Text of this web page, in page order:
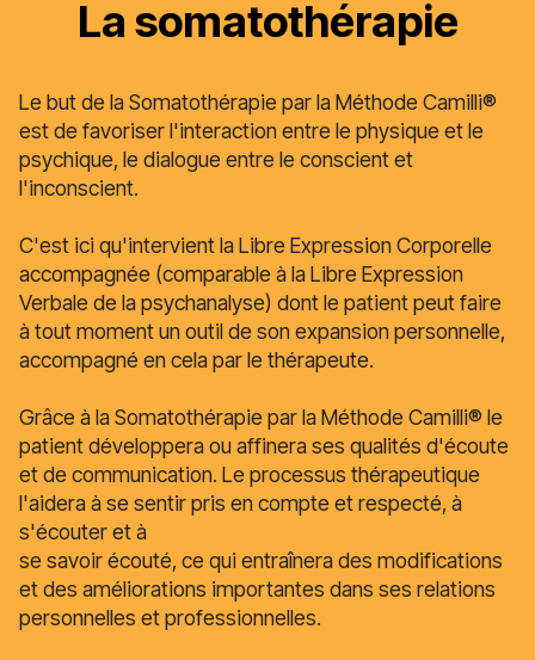
La somatothérapie
Le but de la Somatothérapie par la Méthode Camilli®
est de favoriser l'interaction entre le physique et le
psychique, le dialogue entre le conscient et
l'inconscient.
C'est ici qu'intervient la Libre Expression Corporelle
accompagnée (comparable à la Libre Expression
Verbale de la psychanalyse) dont le patient peut faire
à tout moment un outil de son expansion personnelle,
accompagné en cela par le thérapeute.
Grâce à la Somatothérapie par la Méthode Camilli® le
patient développera ou affinera ses qualités d'écoute
et de communication. Le processus thérapeutique
l'aidera à se sentir pris en compte et respecté, à
s'écouter et à
se savoir écouté, ce qui entraînera des modifications
et des améliorations importantes dans ses relations
personnelles et professionnelles.